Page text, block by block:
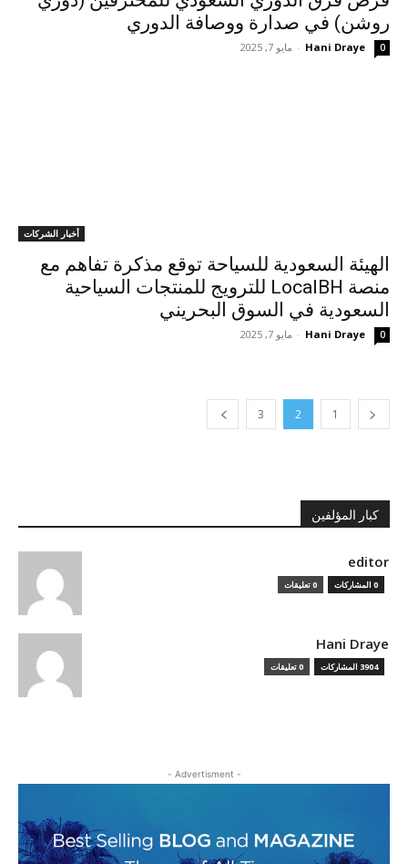
روشن) في صدارة ووصافة الدوري
Hani Draye
- مايو 7, 2025 0
أخبار الشركات
الهيئة السعودية للسياحة توقع مذكرة تفاهم مع
منصة LocalBH للترويج للمنتجات السياحية
السعودية في السوق البحريني
Hani Draye
- مايو 7, 2025 0
1
2
3
كبار المؤلفين
editor
0 المشاركات 0 تعليقات
Hani Draye
3904 المشاركات 0 تعليقات
- Advertisment -